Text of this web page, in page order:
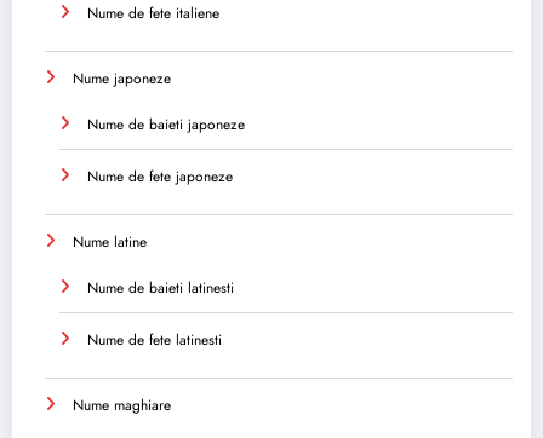
Nume de fete italiene
Nume japoneze
Nume de baieti japoneze
Nume de fete japoneze
Nume latine
Nume de baieti latinesti
Nume de fete latinesti
Nume maghiare